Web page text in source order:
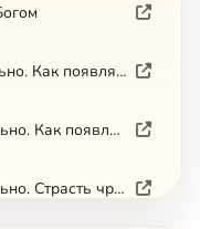
исследуем себя внимательно. Как появляется страсть печали
Исследуем себя внимательно. Как появляется страсть уныния
Исследуем себя внимательно. Страсть чревоугодия